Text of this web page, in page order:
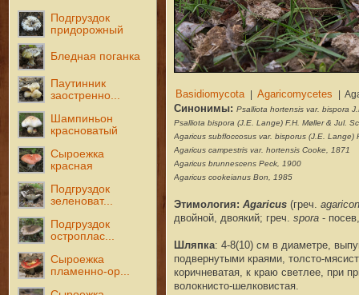
Подгруздок
придорожный
Бледная поганка
Паутинник
заостренно...
Шампиньон
красноватый
Сыроежка
красная
Подгруздок
зеленоват...
Подгруздок
остроплас...
Сыроежка
пламенно-ор...
Синонимы: Psalliota hortensis var. bispora
Psalliota bispora (J.E. Lange) F.H. Møller & Jul.
Agaricus subfloccosus var. bisporus (J.E. Lange)
Agaricus campestris var. hortensis Cooke, 1871
Agaricus brunnescens Peck, 1900
Agaricus cookeianus Bon, 1985
Этимология: Agaricus (греч.
двойной, двоякий; греч. spora -
Шляпка: 4-8(10) см в диаметре,
подвернутыми краями, толсто-
коричневатая, к краю светлее, при
волокнисто-шелковистая.